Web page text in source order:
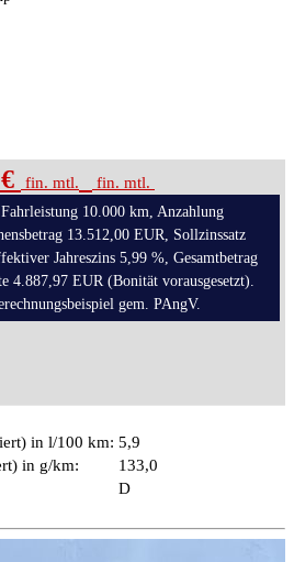
fin. mtl. fin. mtl.
10.000 km, Anzahlung
13.512,00 EUR, Sollzinssatz
Jahreszins 5,99 %, Gesamtbetrag
4.887,97 EUR (Bonität vorausgesetzt).
gem. PAngV.
in l/100 km: 5,9
in g/km:
133,0
D